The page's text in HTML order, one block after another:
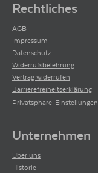
Rechtliches
AGB
Impressum
Datenschutz
Widerrufsbelehrung
Vertrag widerrufen
Barrierefreiheitserklärung
Privatsphäre-Einstellungen
Unternehmen
Über uns
Historie